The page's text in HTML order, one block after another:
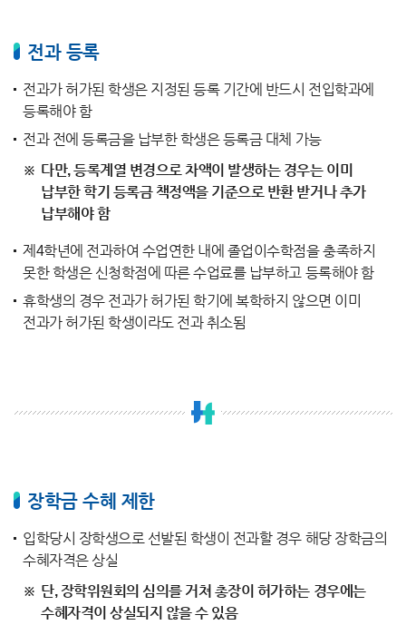
전과 등록
전과가 허가된 학생은 지정된 등록 기간에 반드시 전입학과에
등록해야 함
전과 전에 등록금을 납부한 학생은 등록금 대체 가능
다만, 등록계열 변경으로 차액이 발생하는 경우는 이미
납부한 학기 등록금 책정액을 기준으로 반환 받거나 추가
납부해야 함
제4학년에 전과하여 수업연한 내에 졸업이수학점을 충족하지
못한 학생은 신청학점에 따른 수업료를 납부하고 등록해야 함
휴학생의 경우 전과가 허가된 학기에 복학하지 않으면 이미
전과가 허가된 학생이라도 전과 취소됨
장학금 수혜 제한
입학당시 장학생으로 선발된 학생이 전과할 경우 해당 장학금의
수혜자격은 상실
단, 장학위원회의 심의를 거쳐 총장이 허가하는 경우에는
수혜자격이 상실되지 않을 수 있음